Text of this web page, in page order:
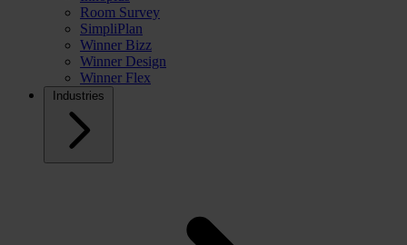
Room Survey
SimpliPlan
Winner Bizz
Winner Design
Winner Flex
Industries